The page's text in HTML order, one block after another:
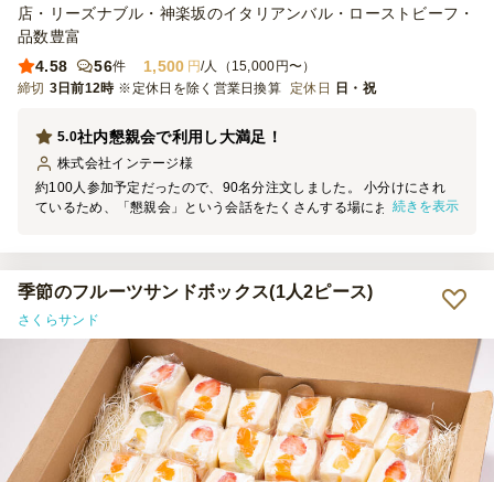
店・リーズナブル・神楽坂のイタリアンバル・ローストビーフ・
品数豊富
4.58
56件 1,500 円/人（15,000円〜）
締切 3日前12時 ※定休日を除く営業日換算 定休日 日・祝
社内懇親会で利用し大満足！
5.0
株式会社インテージ様
約100人参加予定だったので、90名分注文しました。 小分けにされ
ているため、「懇親会」という会話をたくさんする場において、大変
続きを表示
季節のフルーツサンドボックス(1人2ピース)
さくらサンド